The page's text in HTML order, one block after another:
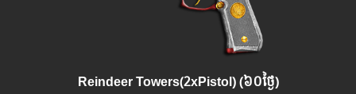
Reindeer Towers(2xPistol) (៦០ថ្ងៃ)